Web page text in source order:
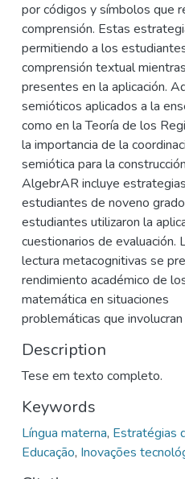
por códigos y símbolos que
comprensión. Estas
permitiendo a los
comprensión textual
presentes en la aplicación.
semióticos aplicados a la
como en la Teoría de los
la importancia de la
semiótica para la
AlgebrAR incluye
estudiantes de noveno
estudiantes utilizaron la
cuestionarios de
lectura metacognitivas se
rendimiento académico de
matemática en situaciones
problemáticas que
Description
Tese em texto completo.
Keywords
Língua materna, Estratégias
Educação, Inovações